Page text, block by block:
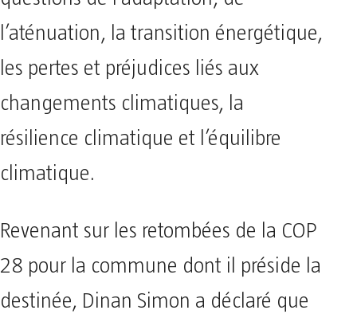
l’aténuation, la transition énergétique,
les pertes et préjudices liés aux
changements climatiques, la
résilience climatique et l’équilibre
climatique.
Revenant sur les retombées de la COP
28 pour la commune dont il préside la
destinée, Dinan Simon a déclaré que